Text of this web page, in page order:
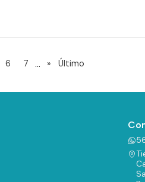
6 7 ... » Último